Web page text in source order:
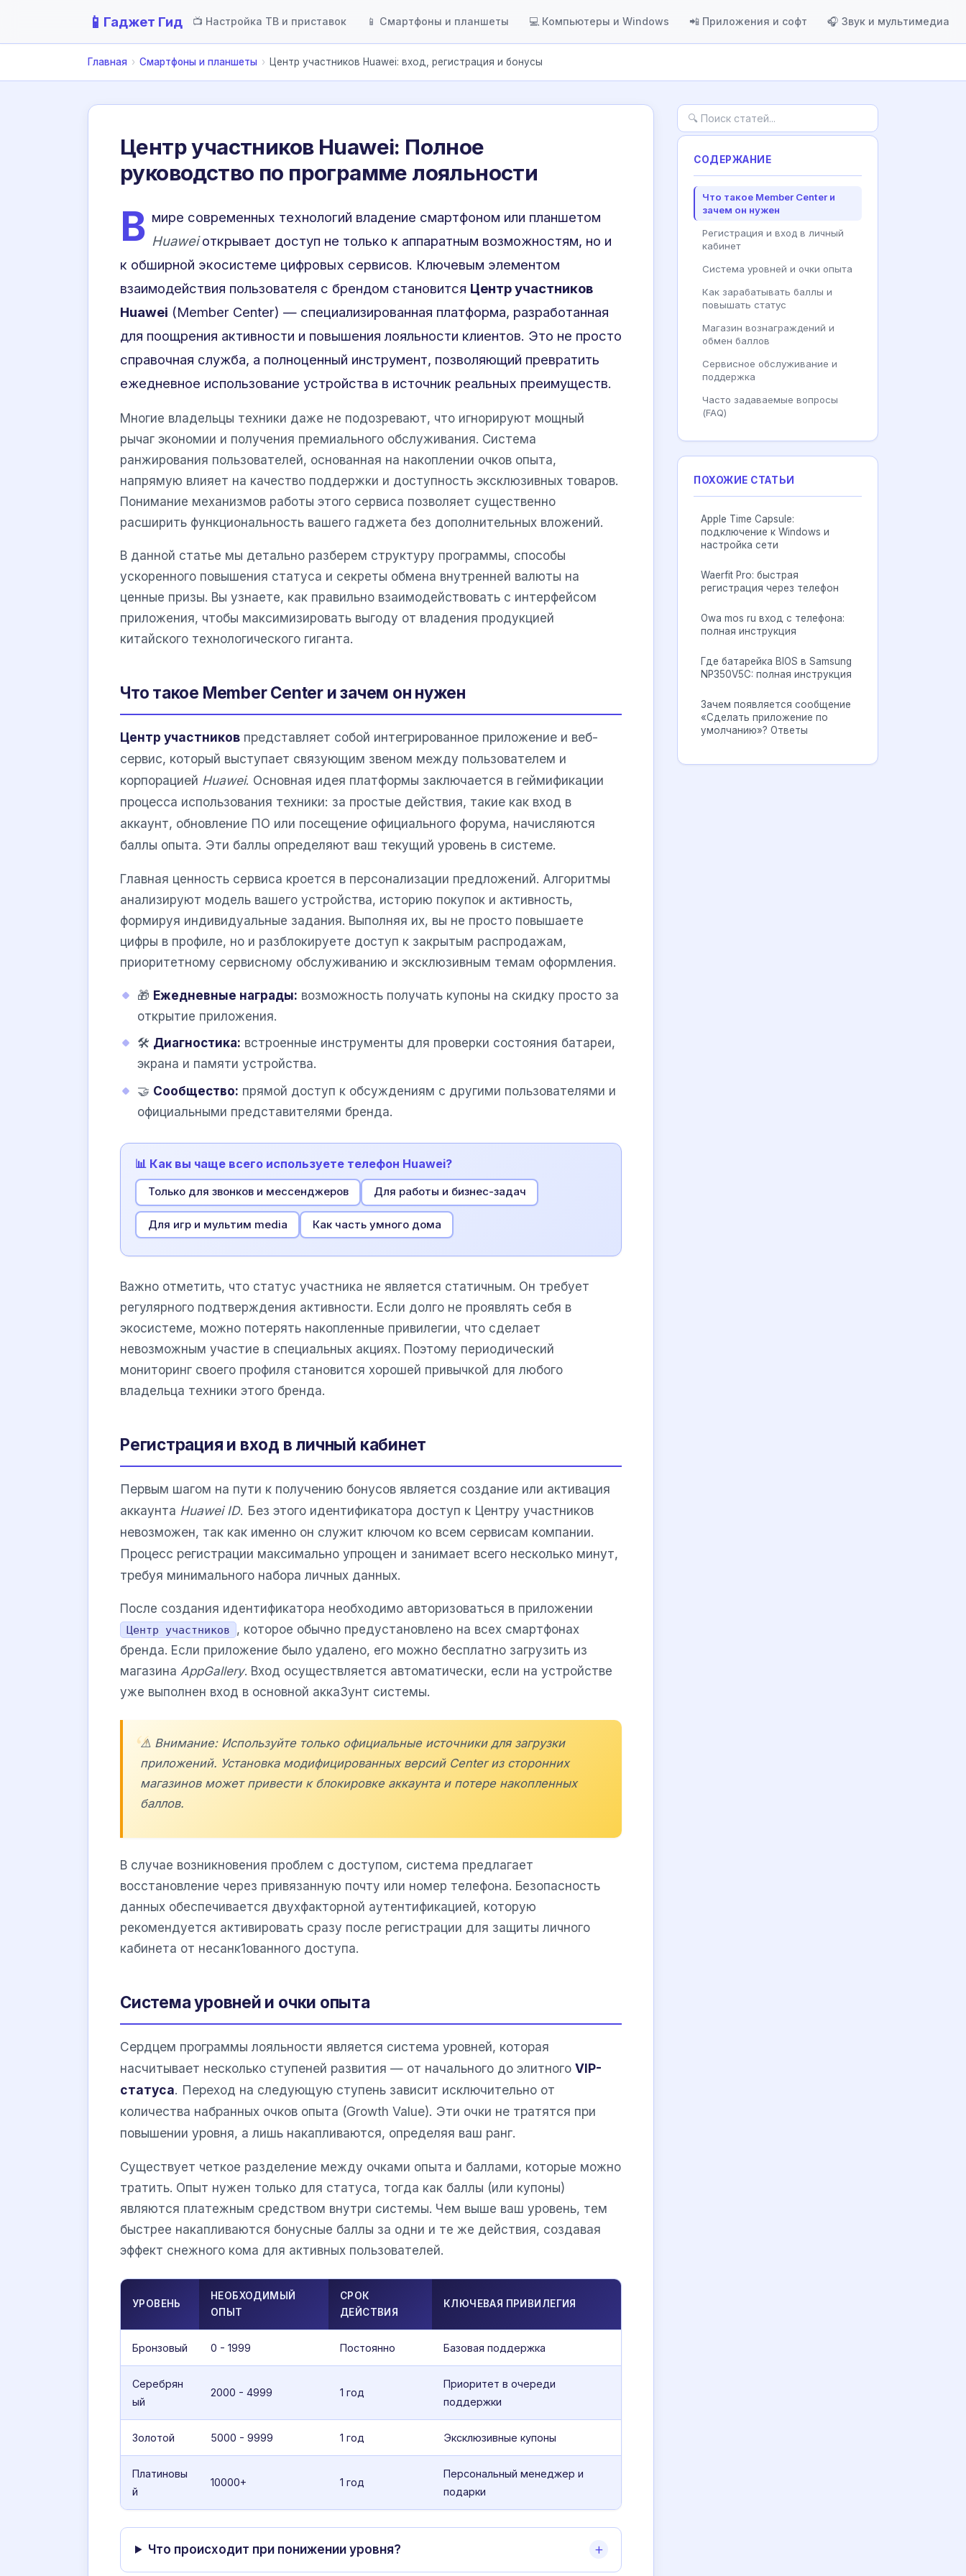
📱 Гаджет Гид 📺 Настройка ТВ и приставок 📱 Смартфоны и планшеты 💻 Компьютеры и Windows 📲 Приложения и софт 🎧 Звук и мультимедиа
Главная › Смартфоны и планшеты › Центр участников Huawei: вход, регистрация и бонусы
Центр участников Huawei: Полное
руководство по программе лояльности
В мире современных технологий владение смартфоном или планшетом
Huaweiоткрывает доступ не только к аппаратным возможностям, но и
к обширной экосистеме цифровых сервисов. Ключевым элементом
взаимодействия пользователя с брендом становится Центр участников
Huawei (Member Center) — специализированная платформа, разработанная
для поощрения активности и повышения лояльности клиентов. Это не просто
справочная служба, а полноценный инструмент, позволяющий превратить
ежедневное использование устройства в источник реальных преимуществ.
Многие владельцы техники даже не подозревают, что игнорируют мощный
рычаг экономии и получения премиального обслуживания. Система
ранжирования пользователей, основанная на накоплении очков опыта,
напрямую влияет на качество поддержки и доступность эксклюзивных товаров.
Понимание механизмов работы этого сервиса позволяет существенно
расширить функциональность вашего гаджета без дополнительных вложений.
В данной статье мы детально разберем структуру программы, способы
ускоренного повышения статуса и секреты обмена внутренней валюты на
ценные призы. Вы узнаете, как правильно взаимодействовать с интерфейсом
приложения, чтобы максимизировать выгоду от владения продукцией
китайского технологического гиганта.
Что такое Member Center и зачем он нужен
Центр участников представляет собой интегрированное приложение и веб-
сервис, который выступает связующим звеном между пользователем и
корпорацией Huawei. Основная идея платформы заключается в геймификации
процесса использования техники: за простые действия, такие как вход в
аккаунт, обновление ПО или посещение официального форума, начисляются
баллы опыта. Эти баллы определяют ваш текущий уровень в системе.
Главная ценность сервиса кроется в персонализации предложений. Алгоритмы
анализируют модель вашего устройства, историю покупок и активность,
формируя индивидуальные задания. Выполняя их, вы не просто повышаете
цифры в профиле, но и разблокируете доступ к закрытым распродажам,
приоритетному сервисному обслуживанию и эксклюзивным темам оформления.
🎁 Ежедневные награды: возможность получать купоны на скидку просто за
открытие приложения.
🛠 Диагностика: встроенные инструменты для проверки состояния батареи,
экрана и памяти устройства.
🤝 Сообщество: прямой доступ к обсуждениям с другими пользователями и
официальными представителями бренда.
📊 Как вы чаще всего используете телефон Huawei?
Только для звонков и мессенджеров Для работы и бизнес-задач
Для игр и мультим media Как часть умного дома
Важно отметить, что статус участника не является статичным. Он требует
регулярного подтверждения активности. Если долго не проявлять себя в
экосистеме, можно потерять накопленные привилегии, что сделает
невозможным участие в специальных акциях. Поэтому периодический
мониторинг своего профиля становится хорошей привычкой для любого
владельца техники этого бренда.
Регистрация и вход в личный кабинет
Первым шагом на пути к получению бонусов является создание или активация
аккаунта Huawei ID. Без этого идентификатора доступ к Центру участников
невозможен, так как именно он служит ключом ко всем сервисам компании.
Процесс регистрации максимально упрощен и занимает всего несколько минут,
требуя минимального набора личных данных.
После создания идентификатора необходимо авторизоваться в приложении
Центр участников
, которое обычно предустановлено на всех смартфонах
бренда. Если приложение было удалено, его можно бесплатно загрузить из
магазина AppGallery. Вход осуществляется автоматически, если на устройстве
уже выполнен вход в основной акка3унт системы.
⚠️ Внимание: Используйте только официальные источники для загрузки
приложений. Установка модифицированных версий Center из сторонних
магазинов может привести к блокировке аккаунта и потере накопленных
баллов.
В случае возникновения проблем с доступом, система предлагает
восстановление через привязанную почту или номер телефона. Безопасность
данных обеспечивается двухфакторной аутентификацией, которую
рекомендуется активировать сразу после регистрации для защиты личного
кабинета от несанк1ованного доступа.
Система уровней и очки опыта
Сердцем программы лояльности является система уровней, которая
насчитывает несколько ступеней развития — от начального до элитного VIP-
статуса. Переход на следующую ступень зависит исключительно от
количества набранных очков опыта (Growth Value). Эти очки не тратятся при
повышении уровня, а лишь накапливаются, определяя ваш ранг.
Существует четкое разделение между очками опыта и баллами, которые можно
тратить. Опыт нужен только для статуса, тогда как баллы (или купоны)
являются платежным средством внутри системы. Чем выше ваш уровень, тем
быстрее накапливаются бонусные баллы за одни и те же действия, создавая
эффект снежного кома для активных пользователей.
УРОВЕНЬ
НЕОБХОДИМЫЙ
ОПЫТ
СРОК
ДЕЙСТВИЯ
КЛЮЧЕВАЯ ПРИВИЛЕГИЯ
Бронзовый 0 - 1999 Постоянно Базовая поддержка
Серебрян
ый
2000 - 4999 1 год
Приоритет в очереди
поддержки
Золотой 5000 - 9999 1 год Эксклюзивные купоны
Платиновы
й
10000+ 1 год
Персональный менеджер и
подарки
Что происходит при понижении уровня?
СОДЕРЖАНИЕ
Что такое Member Center и
зачем он нужен
Регистрация и вход в личный
кабинет
Система уровней и очки опыта
Как зарабатывать баллы и
повышать статус
Магазин вознаграждений и
обмен баллов
Сервисное обслуживание и
поддержка
Часто задаваемые вопросы
(FAQ)
ПОХОЖИЕ СТАТЬИ
Apple Time Capsule:
подключение к Windows и
настройка сети
Waerfit Pro: быстрая
регистрация через телефон
Owa mos ru вход с телефона:
полная инструкция
Где батарейка BIOS в Samsung
NP350V5C: полная инструкция
Зачем появляется сообщение
«Сделать приложение по
умолчанию»? Ответы